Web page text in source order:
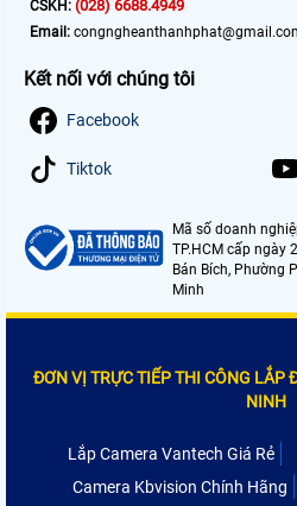
CSKH: (028) 6688.4949
Email:
Kết nối với chúng tôi
Facebook
Tiktok
Mã số doanh
TP.HCM cấp ngày
Bán Bích, Phường
Minh
ĐƠN VỊ TRỰC TIẾP THI CÔNG LẮP
NINH
Lắp Camera Vantech Giá Rẻ
Camera Kbvision Chính Hãng